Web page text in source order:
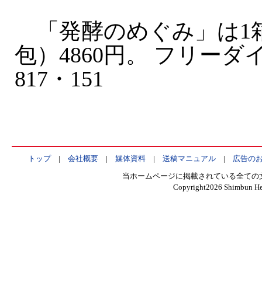
「発酵のめぐみ」は1
包）4860円。 フリーダ
817・151
トップ| 会社概要| 媒体資料| 送稿マニュアル| 広告の
当ホームページに掲載されている全て
Copyright2026 Shimbun